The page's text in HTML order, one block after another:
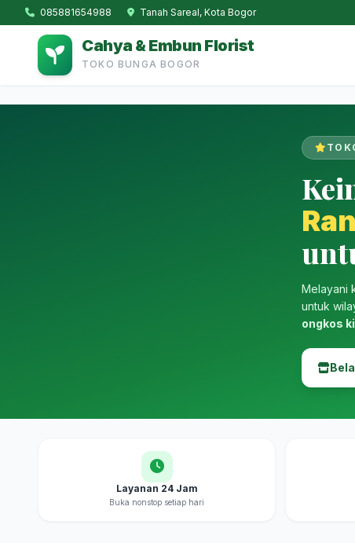
085881654988 Tanah Sareal, Kota Bogor
Cahya & Embun Florist
TOKO BUNGA BOGOR
Melayani
untuk
ongkos
Layanan 24 Jam
Buka nonstop setiap hari